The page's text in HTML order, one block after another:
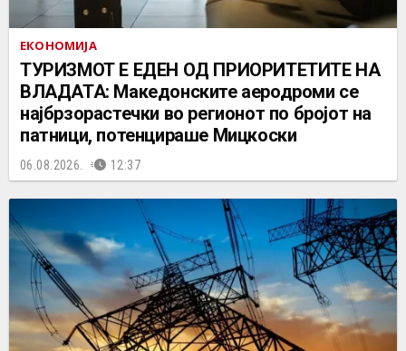
ЕКОНОМИЈА
ТУРИЗМОТ Е ЕДЕН ОД ПРИОРИТЕТИТЕ НА
ВЛАДАТА: Македонските аеродроми се
најбрзорастечки во регионот по бројот на
патници, потенцираше Мицкоски
06.08.2026. 12:37